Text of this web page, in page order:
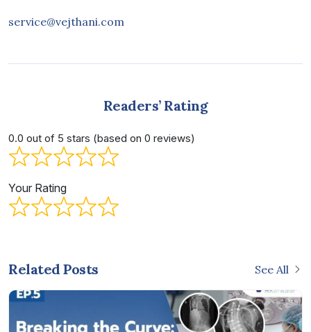
service@vejthani.com
Readers’ Rating
0.0 out of 5 stars (based on 0 reviews)
Your Rating
Related Posts See All